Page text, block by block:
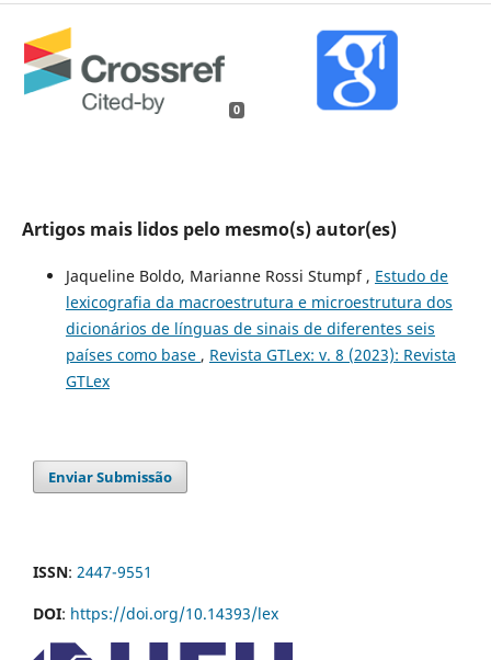
0
Artigos mais lidos pelo mesmo(s) autor(es)
Jaqueline Boldo, Marianne Rossi Stumpf , Estudo de
lexicografia da macroestrutura e microestrutura dos
dicionários de línguas de sinais de diferentes seis
países como base , Revista GTLex: v. 8 (2023): Revista
GTLex
Enviar Submissão
ISSN: 2447-9551
DOI: https://doi.org/10.14393/lex